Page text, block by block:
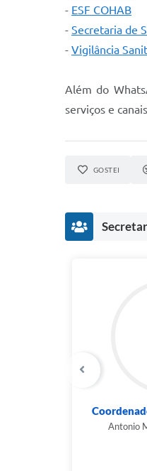
- ESF COHAB
- Secretaria de
- Vigilância
Além do
serviços e
GOSTEI
Antonio